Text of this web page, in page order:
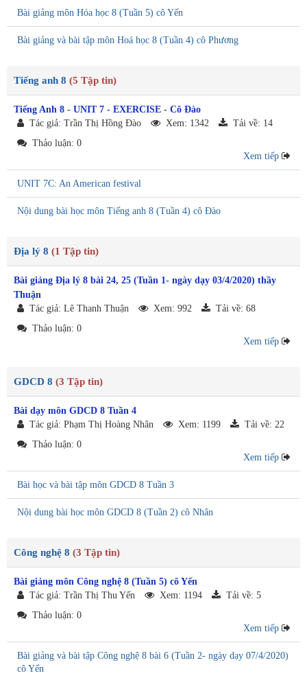
Bài giảng môn Hóa học 8 (Tuần 5) cô Yến
Bài giảng và bài tập môn Hoá học 8 (Tuần 4) cô Phương
Tiếng anh 8 (5 Tập tin)
Tiếng Anh 8 - UNIT 7 - EXERCISE - Cô Đào
Tác giả: Trần Thị Hồng Đào
Xem: 1342
Tải về: 14
Thảo luận: 0
Xem tiếp
UNIT 7C: An American festival
Nội dung bài học môn Tiếng anh 8 (Tuần 4) cô Đào
Địa lý 8 (1 Tập tin)
Bài giảng Địa lý 8 bài 24, 25 (Tuần 1- ngày dạy 03/4/2020) thầy
Thuận
Tác giả: Lê Thanh Thuận
Xem: 992
Tải về: 68
Thảo luận: 0
Xem tiếp
GDCD 8 (3 Tập tin)
Bài dạy môn GDCD 8 Tuần 4
Tác giả: Phạm Thị Hoàng Nhân
Xem: 1199
Tải về: 22
Thảo luận: 0
Xem tiếp
Bài học và bài tập môn GDCD 8 Tuần 3
Nội dung bài học môn GDCD 8 (Tuần 2) cô Nhân
Công nghệ 8 (3 Tập tin)
Bài giảng môn Công nghệ 8 (Tuần 5) cô Yến
Tác giả: Trần Thị Thu Yến
Xem: 1194
Tải về: 5
Thảo luận: 0
Xem tiếp
Bài giảng và bài tập Công nghệ 8 bài 6 (Tuần 2- ngày dạy 07/4/2020)
cô Yến